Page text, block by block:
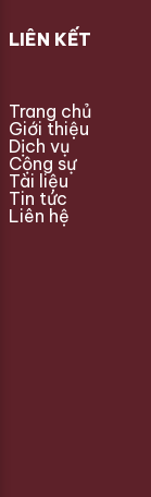
LIÊN KẾT
Trang chủ
Giới thiệu
Dịch vụ
Cộng sự
Tài liệu
Tin tức
Liên hệ